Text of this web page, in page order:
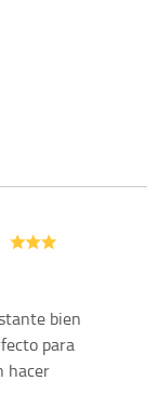
bien
para
hacer